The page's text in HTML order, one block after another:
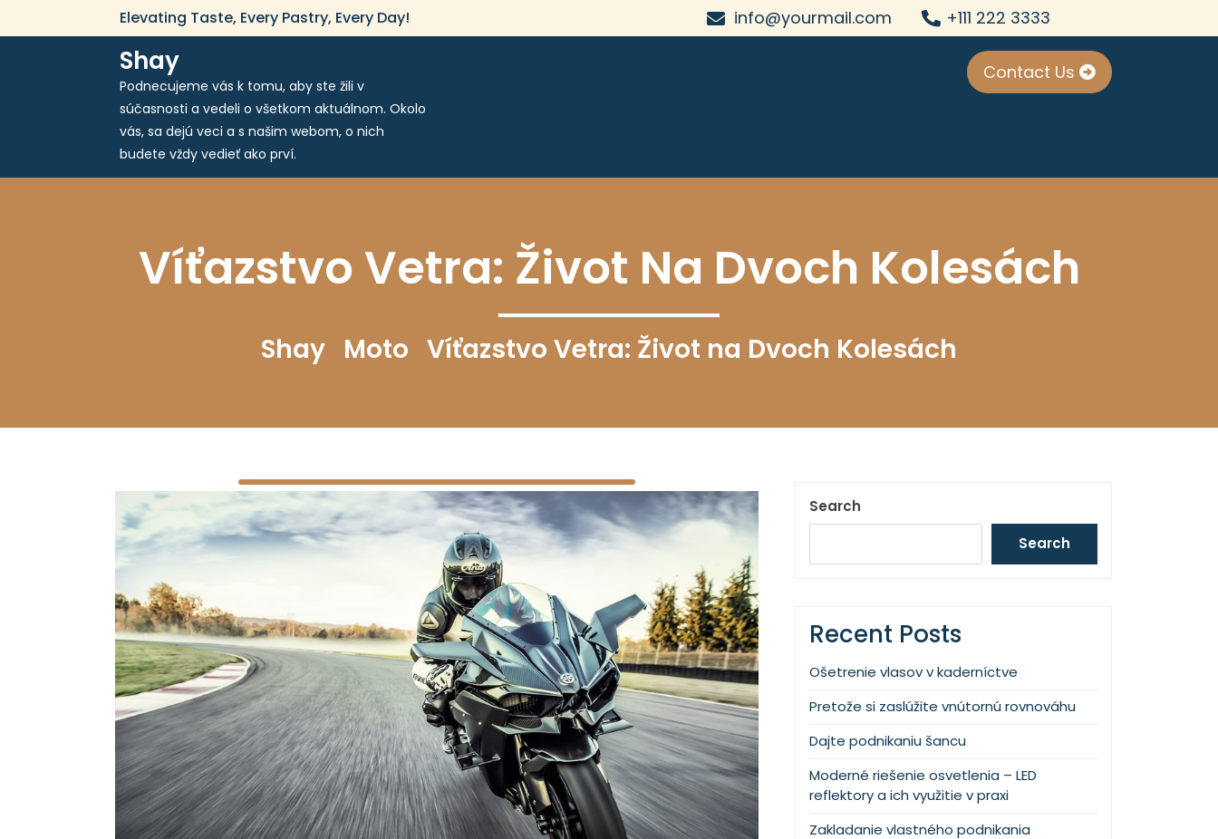
Elevating Taste, Every Pastry, Every Day! info@yourmail.com +111 222 3333
Shay
Podnecujeme vás k tomu, aby ste žili v
súčasnosti a vedeli o všetkom aktuálnom. Okolo
vás, sa dejú veci a s našim webom, o nich
budete vždy vedieť ako prví.
Contact Us
Víťazstvo Vetra: Život Na Dvoch Kolesách
Shay Moto Víťazstvo Vetra: Život na Dvoch Kolesách
Search
Search
Recent Posts
Ošetrenie vlasov v kaderníctve
Pretože si zaslúžite vnútornú rovnováhu
Dajte podnikaniu šancu
Moderné riešenie osvetlenia – LED
reflektory a ich využitie v praxi
Zakladanie vlastného podnikania